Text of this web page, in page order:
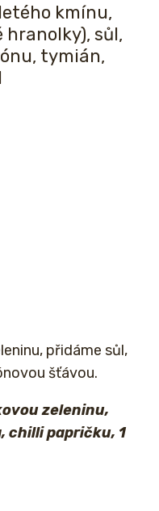
kmínu,
hranolky), sůl,
tymián,
přidáme sůl,
šťávou.
zeleninu,
chilli papričku, 1